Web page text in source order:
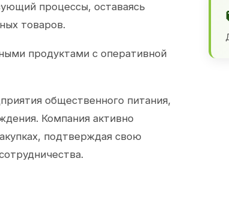
процессы, оставаясь
товаров.
продуктами с оперативной
общественного питания,
Компания активно
подтверждая свою